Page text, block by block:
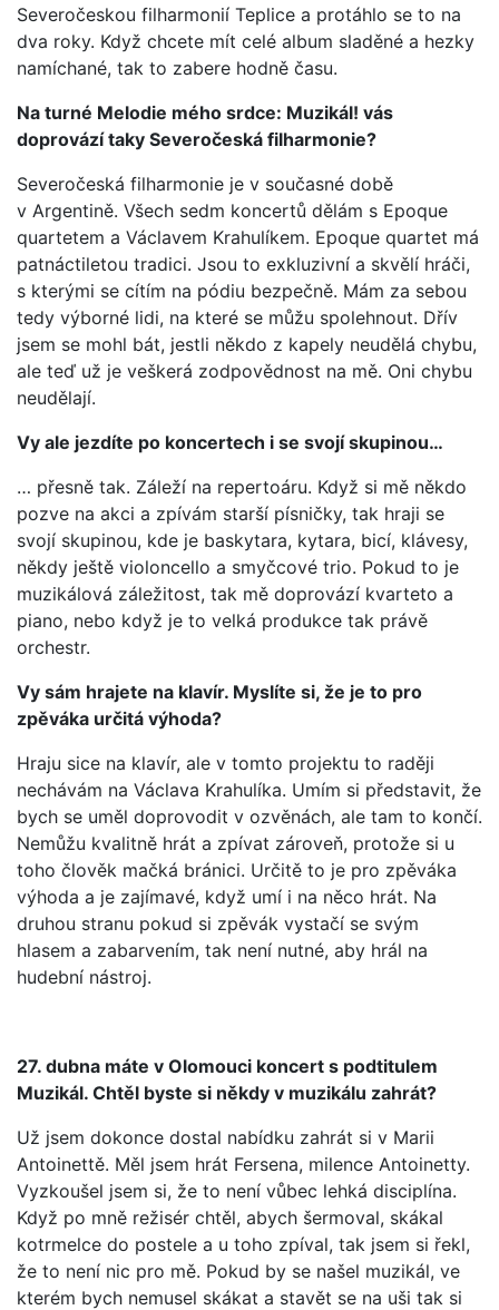
Severočeskou filharmonií Teplice a protáhlo se to na
dva roky. Když chcete mít celé album sladěné a hezky
namíchané, tak to zabere hodně času.
Na turné Melodie mého srdce: Muzikál! vás
doprovází taky Severočeská filharmonie?
Severočeská filharmonie je v současné době
v Argentině. Všech sedm koncertů dělám s Epoque
quartetem a Václavem Krahulíkem. Epoque quartet má
patnáctiletou tradici. Jsou to exkluzivní a skvělí hráči,
s kterými se cítím na pódiu bezpečně. Mám za sebou
tedy výborné lidi, na které se můžu spolehnout. Dřív
jsem se mohl bát, jestli někdo z kapely neudělá chybu,
ale teď už je veškerá zodpovědnost na mě. Oni chybu
neudělají.
Vy ale jezdíte po koncertech i se svojí skupinou…
… přesně tak. Záleží na repertoáru. Když si mě někdo
pozve na akci a zpívám starší písničky, tak hraji se
svojí skupinou, kde je baskytara, kytara, bicí, klávesy,
někdy ještě violoncello a smyčcové trio. Pokud to je
muzikálová záležitost, tak mě doprovází kvarteto a
piano, nebo když je to velká produkce tak právě
orchestr.
Vy sám hrajete na klavír. Myslíte si, že je to pro
zpěváka určitá výhoda?
Hraju sice na klavír, ale v tomto projektu to raději
nechávám na Václava Krahulíka. Umím si představit, že
bych se uměl doprovodit v ozvěnách, ale tam to končí.
Nemůžu kvalitně hrát a zpívat zároveň, protože si u
toho člověk mačká bránici. Určitě to je pro zpěváka
výhoda a je zajímavé, když umí i na něco hrát. Na
druhou stranu pokud si zpěvák vystačí se svým
hlasem a zabarvením, tak není nutné, aby hrál na
hudební nástroj.
27. dubna máte v Olomouci koncert s podtitulem
Muzikál. Chtěl byste si někdy v muzikálu zahrát?
Už jsem dokonce dostal nabídku zahrát si v Marii
Antoinettě. Měl jsem hrát Fersena, milence Antoinetty.
Vyzkoušel jsem si, že to není vůbec lehká disciplína.
Když po mně režisér chtěl, abych šermoval, skákal
kotrmelce do postele a u toho zpíval, tak jsem si řekl,
že to není nic pro mě. Pokud by se našel muzikál, ve
kterém bych nemusel skákat a stavět se na uši tak si